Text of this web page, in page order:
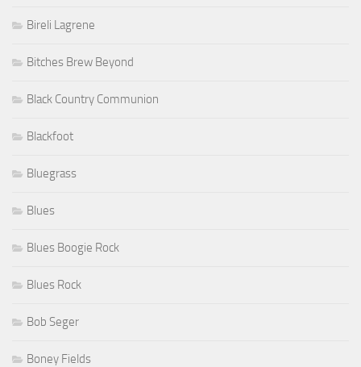
Bireli Lagrene
Bitches Brew Beyond
Black Country Communion
Blackfoot
Bluegrass
Blues
Blues Boogie Rock
Blues Rock
Bob Seger
Boney Fields